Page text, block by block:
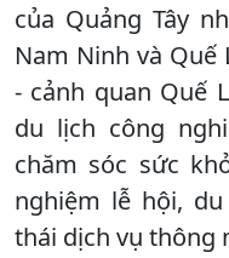
của Quảng Tây
Nam Ninh và Quế
- cảnh quan Quế
du lịch công
chăm sóc sức
nghiệm lễ hội,
thái dịch vụ thông